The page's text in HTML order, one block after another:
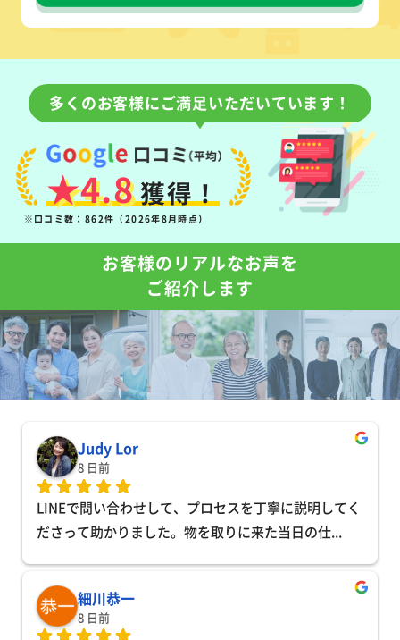
多くのお客様にご満足いただいています！
★4.8獲得！
※口コミ数：862件（2026年8月時点）
お客様のリアルなお声を
ご紹介します
Judy Lor
8 日前
LINEで問い合わせして、プロセスを丁寧に説明してく
ださって助かりました。物を取りに来た当日の仕...
細川恭一
8 日前